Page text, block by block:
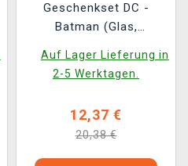
Geschenkset DC -
Batman (Glas,
Notizbuch)
Auf Lager Lieferung in
2-5 Werktagen.
12,37 €
20,38 €